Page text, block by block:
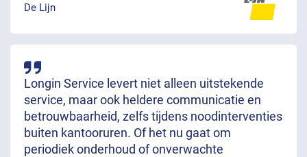
De Lijn
Longin Service levert niet alleen uitstekende
service, maar ook heldere communicatie en
betrouwbaarheid, zelfs tijdens noodinterventies
buiten kantooruren. Of het nu gaat om
periodiek onderhoud of onverwachte